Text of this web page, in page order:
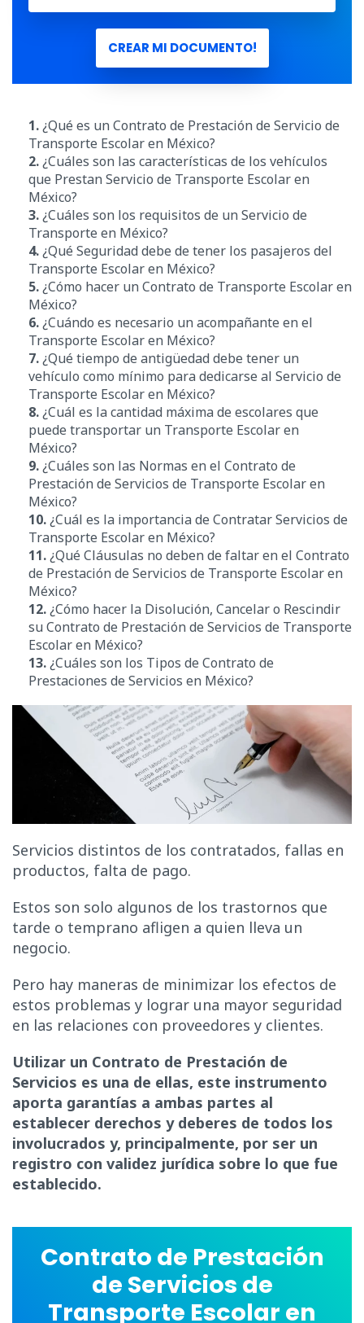
CREAR MI DOCUMENTO!
1.¿Qué es un Contrato de Prestación de Servicio de
Transporte Escolar en México?
2.¿Cuáles son las características de los vehículos
que Prestan Servicio de Transporte Escolar en
México?
3.¿Cuáles son los requisitos de un Servicio de
Transporte en México?
4.¿Qué Seguridad debe de tener los pasajeros del
Transporte Escolar en México?
5.¿Cómo hacer un Contrato de Transporte Escolar en
México?
6.¿Cuándo es necesario un acompañante en el
Transporte Escolar en México?
7.¿Qué tiempo de antigüedad debe tener un
vehículo como mínimo para dedicarse al Servicio de
Transporte Escolar en México?
8.¿Cuál es la cantidad máxima de escolares que
puede transportar un Transporte Escolar en
México?
9.¿Cuáles son las Normas en el Contrato de
Prestación de Servicios de Transporte Escolar en
México?
10.¿Cuál es la importancia de Contratar Servicios de
Transporte Escolar en México?
11.¿Qué Cláusulas no deben de faltar en el Contrato
de Prestación de Servicios de Transporte Escolar en
México?
12.¿Cómo hacer la Disolución, Cancelar o Rescindir
su Contrato de Prestación de Servicios de Transporte
Escolar en México?
13.¿Cuáles son los Tipos de Contrato de
Prestaciones de Servicios en México?
Servicios distintos de los contratados, fallas en
productos, falta de pago.
Estos son solo algunos de los trastornos que
tarde o temprano afligen a quien lleva un
negocio.
Pero hay maneras de minimizar los efectos de
estos problemas y lograr una mayor seguridad
en las relaciones con proveedores y clientes.
Utilizar un Contrato de Prestación de
Servicios es una de ellas, este instrumento
aporta garantías a ambas partes al
establecer derechos y deberes de todos los
involucrados y, principalmente, por ser un
registro con validez jurídica sobre lo que fue
establecido.
Contrato de Prestación
de Servicios de
Transporte Escolar en